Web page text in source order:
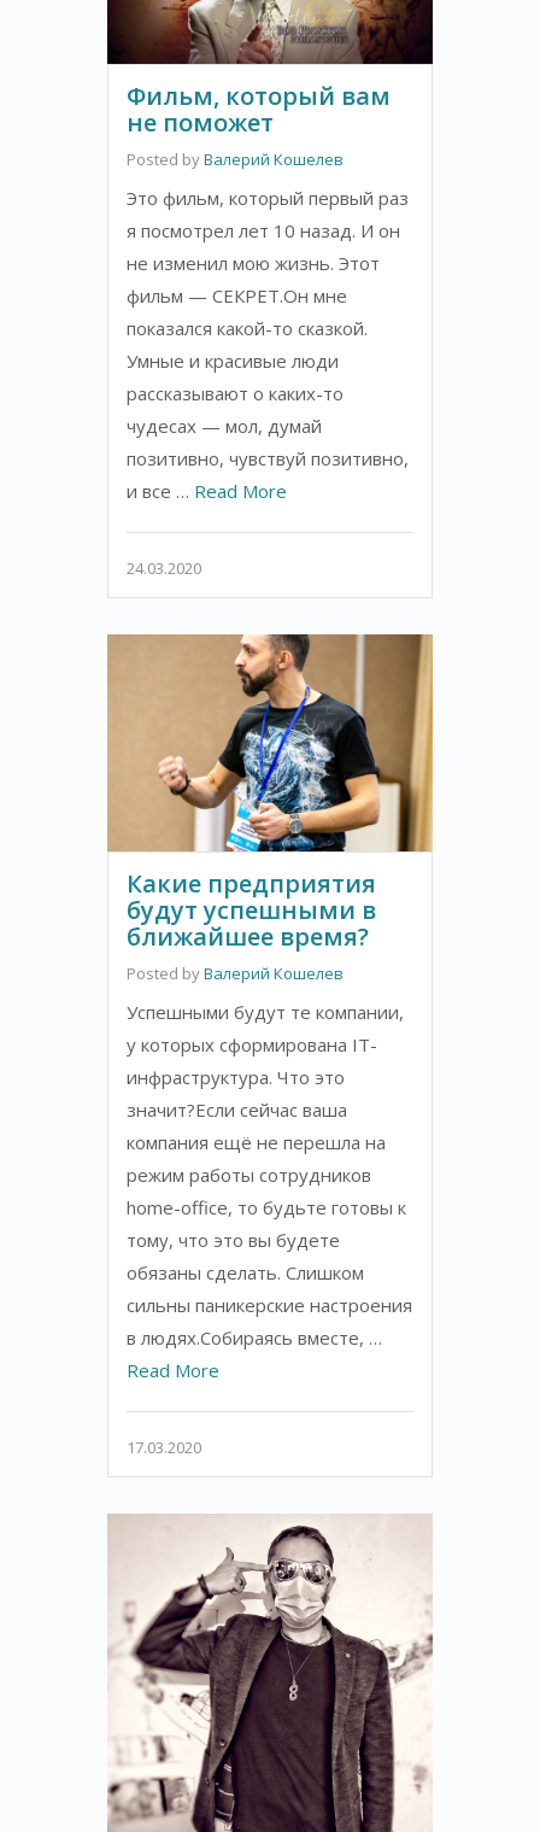
Фильм, который вам
не поможет
Posted byВалерий Кошелев
Это фильм, который первый раз
я посмотрел лет 10 назад. И он
не изменил мою жизнь. Этот
фильм — СЕКРЕТ.Он мне
показался какой-то сказкой.
Умные и красивые люди
рассказывают о каких-то
чудесах — мол, думай
позитивно, чувствуй позитивно,
и все … Read More
24.03.2020
Какие предприятия
будут успешными в
ближайшее время?
Posted byВалерий Кошелев
Успешными будут те компании,
у которых сформирована IT-
инфраструктура. Что это
значит?Если сейчас ваша
компания ещё не перешла на
режим работы сотрудников
home-office, то будьте готовы к
тому, что это вы будете
обязаны сделать. Слишком
сильны паникерские настроения
в людях.Собираясь вместе, …
Read More
17.03.2020